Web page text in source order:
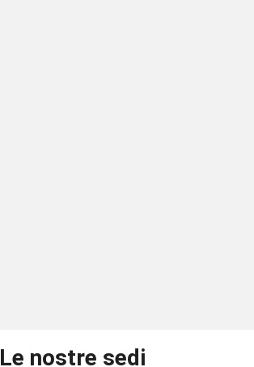
Le nostre sedi